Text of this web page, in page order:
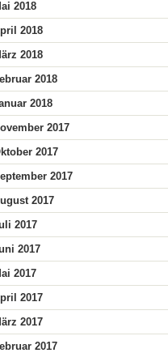
2018
2018
2018
2018
2018
2017
2017
2017
2017
2017
2017
2017
2017
2017
2017